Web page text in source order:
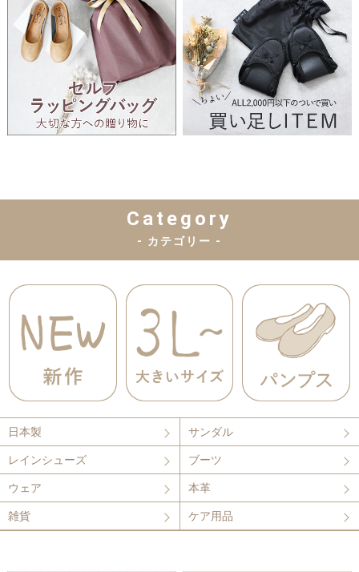
Category
- カテゴリー -
日本製 サンダル
レインシューズ ブーツ
ウェア 本革
雑貨 ケア用品